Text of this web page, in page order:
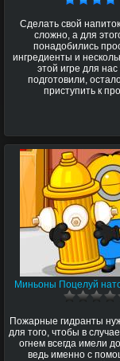
Сделать свой
сложно, а для
понадобились
ингредиенты и
этой игре для нас
подготовили,
приступить к
Миньоны Поцелуй
Пожарные гидранты
для того, чтобы в
огнем всегда имели
ведь именно с